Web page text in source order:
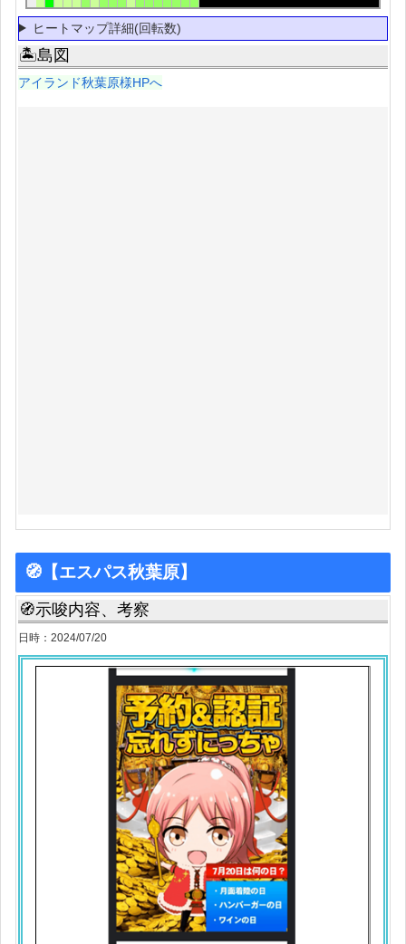
ヒートマップ詳細(回転数)
🏝島図
アイランド秋葉原様HPへ
🧭【エスパス秋葉原】
🧭示唆内容、考察
日時：2024/07/20